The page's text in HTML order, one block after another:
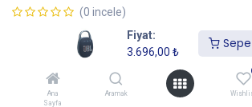
Fiyat:
3.696,00 ₺
Ana
Sayfa
Aramak
(0 incele)
3.696,00₺
Sepete Ekle